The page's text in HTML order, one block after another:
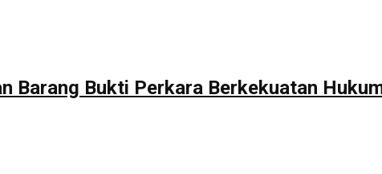
Barang Bukti Perkara Berkekuatan